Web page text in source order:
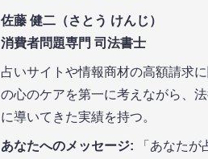
佐藤 健二（さとう けんじ）
消費者問題専門 司法書士
占いサイトや情報商材の高額請求
の心のケアを第一に考えながら、
に導いてきた実績を持つ。
あなたへのメッセージ: 「あなた